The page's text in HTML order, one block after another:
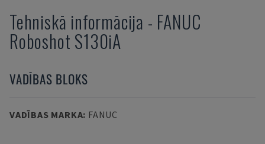
Tehniskā informācija - FANUC
Roboshot S130iA
VADĪBAS BLOKS
VADĪBAS MARKA: FANUC